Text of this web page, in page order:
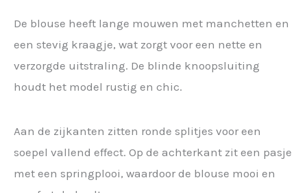
De blouse heeft lange mouwen met manchetten en
een stevig kraagje, wat zorgt voor een nette en
verzorgde uitstraling. De blinde knoopsluiting
houdt het model rustig en chic.
Aan de zijkanten zitten ronde splitjes voor een
soepel vallend effect. Op de achterkant zit een pasje
met een springplooi, waardoor de blouse mooi en